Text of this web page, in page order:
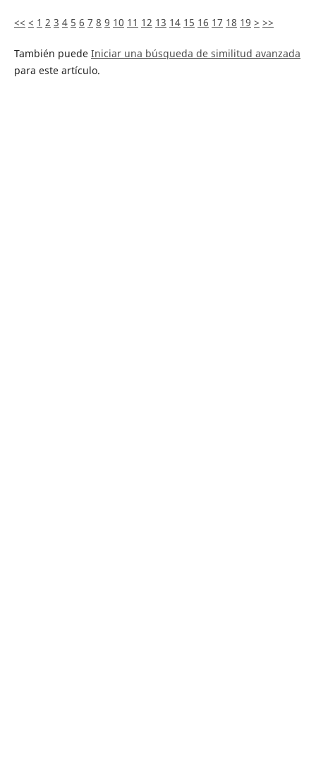
<< < 1 2 3 4 5 6 7 8 9 10 11 12 13 14 15 16 17 18 19 > >>
También puede Iniciar una búsqueda de similitud avanzada
para este artículo.